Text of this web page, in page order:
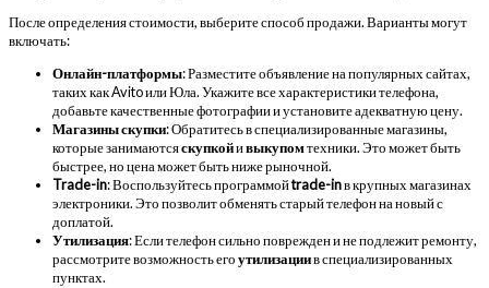
После определения стоимости, выберите способ продажи. Варианты могут
включать:
Онлайн-платформы: Разместите объявление на популярных сайтах,
таких как Avito или Юла. Укажите все характеристики телефона,
добавьте качественные фотографии и установите адекватную цену.
Магазины скупки: Обратитесь в специализированные магазины,
которые занимаютсяскупкойивыкупомтехники. Это может быть
быстрее, но цена может быть ниже рыночной.
Trade-in: Воспользуйтесь программойtrade-inв крупных магазинах
электроники. Это позволит обменять старый телефон на новый с
доплатой.
Утилизация: Если телефон сильно поврежден и не подлежит ремонту,
рассмотрите возможность егоутилизациив специализированных
пунктах.